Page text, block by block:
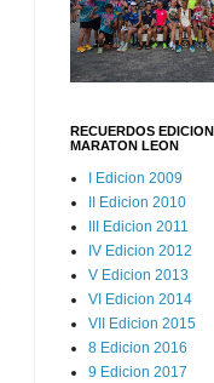
RECUERDOS
MARATON LEON
I Edicion 2009
II Edicion 2010
III Edicion 2011
IV Edicion 2012
V Edicion 2013
VI Edicion 2014
VII Edicion 2015
8 Edicion 2016
9 Edicion 2017